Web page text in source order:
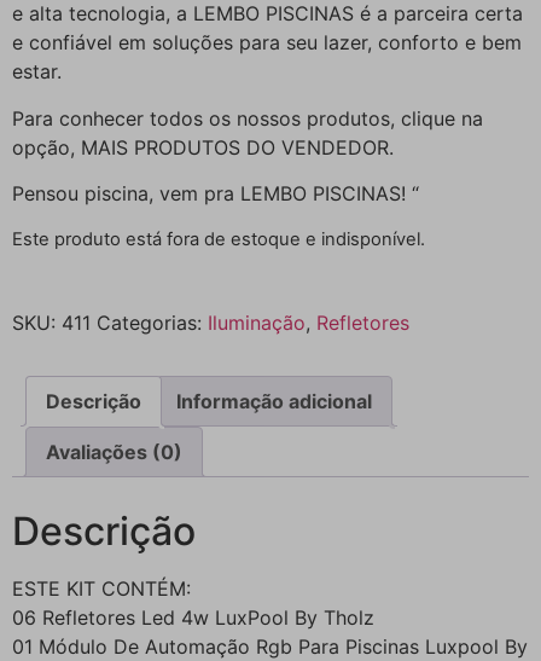
e alta tecnologia, a LEMBO PISCINAS é a parceira certa
e confiável em soluções para seu lazer, conforto e bem
estar.
Para conhecer todos os nossos produtos, clique na
opção, MAIS PRODUTOS DO VENDEDOR.
Pensou piscina, vem pra LEMBO PISCINAS! “
Este produto está fora de estoque e indisponível.
SKU: 411 Categorias: Iluminação, Refletores
Descrição Informação adicional
Avaliações (0)
Descrição
ESTE KIT CONTÉM:
06 Refletores Led 4w LuxPool By Tholz
01 Módulo De Automação Rgb Para Piscinas Luxpool By